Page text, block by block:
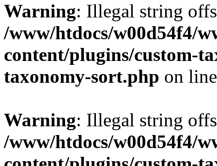
Warning: Illegal string
/www/htdocs/w00d54f4/
content/plugins/custom-
taxonomy-sort.php on
Warning: Illegal string
/www/htdocs/w00d54f4/